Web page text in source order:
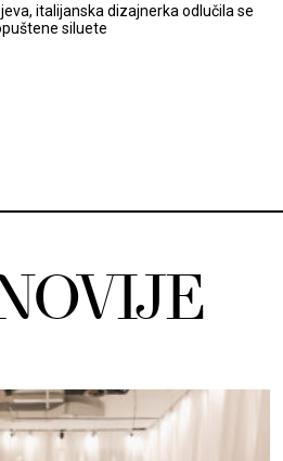
italijanska dizajnerka odlučila se
siluete